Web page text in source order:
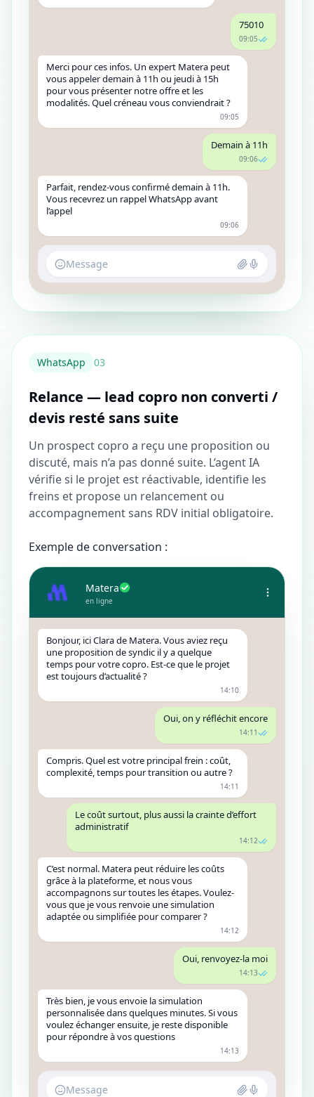
75010
09:05
Merci pour ces infos. Un expert Matera peut
vous appeler demain à 11h ou jeudi à 15h
pour vous présenter notre offre et les
modalités. Quel créneau vous conviendrait ?
09:05
Demain à 11h
09:06
Parfait, rendez-vous confirmé demain à 11h.
Vous recevrez un rappel WhatsApp avant
l’appel
09:06
Message
WhatsApp 03
Relance — lead copro non converti /
devis resté sans suite
Un prospect copro a reçu une proposition ou
discuté, mais n’a pas donné suite. L’agent IA
vérifie si le projet est réactivable, identifie les
freins et propose un relancement ou
accompagnement sans RDV initial obligatoire.
Exemple de conversation :
Matera
en ligne
Bonjour, ici Clara de Matera. Vous aviez reçu
une proposition de syndic il y a quelque
temps pour votre copro. Est-ce que le projet
est toujours d’actualité ?
14:10
Oui, on y réfléchit encore
14:11
Compris. Quel est votre principal frein : coût,
complexité, temps pour transition ou autre ?
14:11
Le coût surtout, plus aussi la crainte d’effort
administratif
14:12
C’est normal. Matera peut réduire les coûts
grâce à la plateforme, et nous vous
accompagnons sur toutes les étapes. Voulez-
vous que je vous renvoie une simulation
adaptée ou simplifiée pour comparer ?
14:12
Oui, renvoyez-la moi
14:13
Très bien, je vous envoie la simulation
personnalisée dans quelques minutes. Si vous
voulez échanger ensuite, je reste disponible
pour répondre à vos questions
14:13
Message